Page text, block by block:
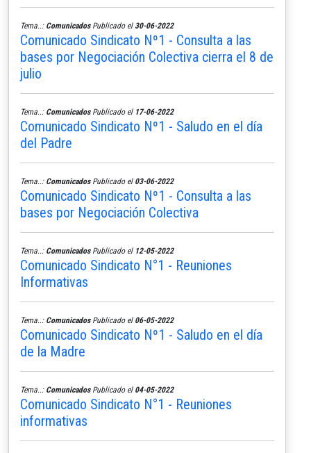
Tema..: ComunicadosPublicado el 30-06-2022
Comunicado Sindicato Nº1 - Consulta a las
bases por Negociación Colectiva cierra el 8 de
julio
Tema..: ComunicadosPublicado el 17-06-2022
Comunicado Sindicato Nº1 - Saludo en el día
del Padre
Tema..: ComunicadosPublicado el 03-06-2022
Comunicado Sindicato Nº1 - Consulta a las
bases por Negociación Colectiva
Tema..: ComunicadosPublicado el 12-05-2022
Comunicado Sindicato N°1 - Reuniones
Informativas
Tema..: ComunicadosPublicado el 06-05-2022
Comunicado Sindicato Nº1 - Saludo en el día
de la Madre
Tema..: ComunicadosPublicado el 04-05-2022
Comunicado Sindicato N°1 - Reuniones
informativas